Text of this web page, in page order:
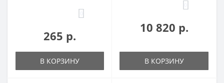
265 р.
В КОРЗИНУ
10 820 р.
В КОРЗИНУ